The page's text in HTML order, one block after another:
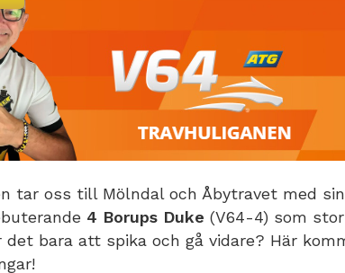
tar oss till Mölndal och Åbytravet med
4 Borups Duke (V64-4) som
det bara att spika och gå vidare? Här